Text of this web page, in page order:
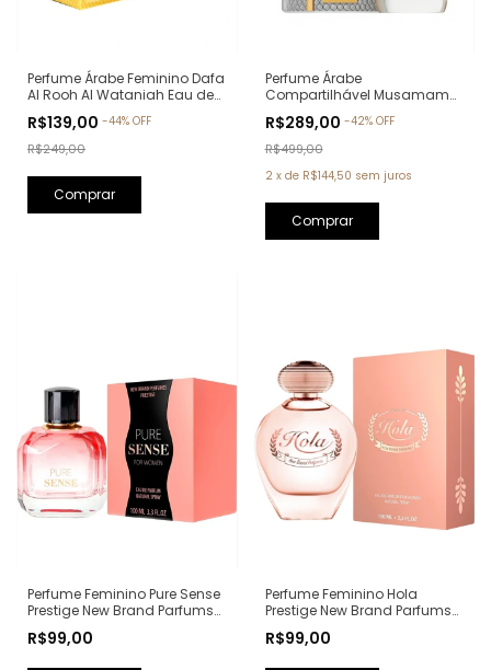
Perfume Árabe Feminino Dafa
Al Rooh Al Wataniah Eau de
R$139,00 -44% OFF
R$249,00
Perfume Árabe
Compartilhável Musamam
Parfum - 100ml
R$289,00 -42% OFF
R$499,00
2 x de R$144,50 sem juros
Perfume Feminino Pure Sense
Prestige New Brand Parfums
Olfativa: Pure XS For Her
R$99,00
Perfume Feminino Hola
Prestige New Brand Parfums
Olfativa: Olympéa Paco
R$99,00